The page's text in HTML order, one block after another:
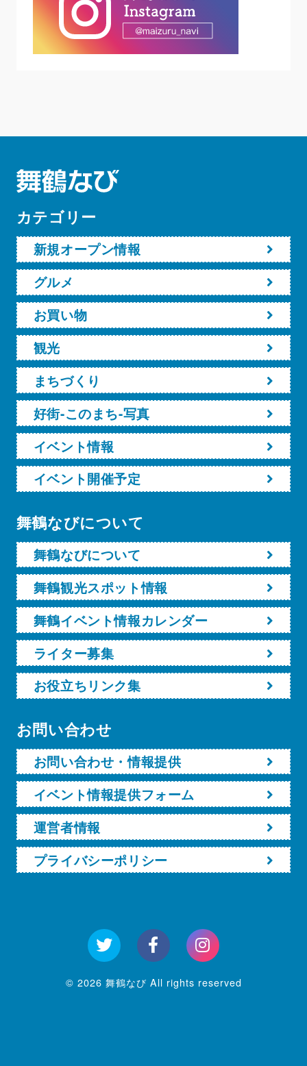
カテゴリー
新規オープン情報
グルメ
お買い物
観光
まちづくり
好街-このまち-写真
イベント情報
イベント開催予定
舞鶴なびについて
舞鶴なびについて
舞鶴観光スポット情報
舞鶴イベント情報カレンダー
ライター募集
お役立ちリンク集
お問い合わせ
お問い合わせ・情報提供
イベント情報提供フォーム
運営者情報
プライバシーポリシー
© 2026 舞鶴なび All rights reserved